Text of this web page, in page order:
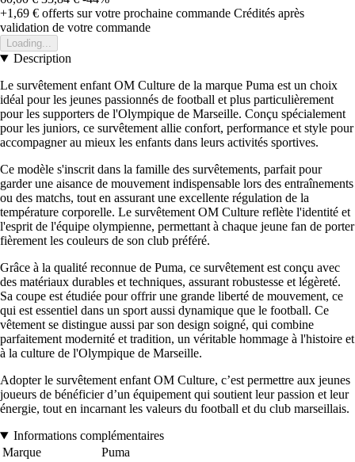
+1,69 € offerts sur votre prochaine commande Crédités après
validation de votre commande
Loading...
Description
Le survêtement enfant OM Culture de la marque Puma est un choix
idéal pour les jeunes passionnés de football et plus particulièrement
pour les supporters de l'Olympique de Marseille. Conçu spécialement
pour les juniors, ce survêtement allie confort, performance et style pour
accompagner au mieux les enfants dans leurs activités sportives.
Ce modèle s'inscrit dans la famille des survêtements, parfait pour
garder une aisance de mouvement indispensable lors des entraînements
ou des matchs, tout en assurant une excellente régulation de la
température corporelle. Le survêtement OM Culture reflète l'identité et
l'esprit de l'équipe olympienne, permettant à chaque jeune fan de porter
fièrement les couleurs de son club préféré.
Grâce à la qualité reconnue de Puma, ce survêtement est conçu avec
des matériaux durables et techniques, assurant robustesse et légèreté.
Sa coupe est étudiée pour offrir une grande liberté de mouvement, ce
qui est essentiel dans un sport aussi dynamique que le football. Ce
vêtement se distingue aussi par son design soigné, qui combine
parfaitement modernité et tradition, un véritable hommage à l'histoire et
à la culture de l'Olympique de Marseille.
Adopter le survêtement enfant OM Culture, c’est permettre aux jeunes
joueurs de bénéficier d’un équipement qui soutient leur passion et leur
énergie, tout en incarnant les valeurs du football et du club marseillais.
Informations complémentaires
Marque
Puma